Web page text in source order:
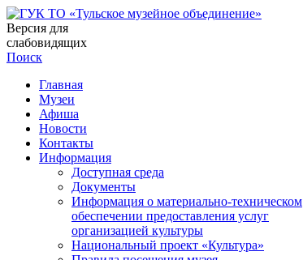
Версия для
слабовидящих
Поиск
Главная
Музеи
Афиша
Новости
Контакты
Информация
Доступная среда
Документы
Информация о материально-техническом
обеспечении предоставления услуг
организацией культуры
Национальный проект «Культура»